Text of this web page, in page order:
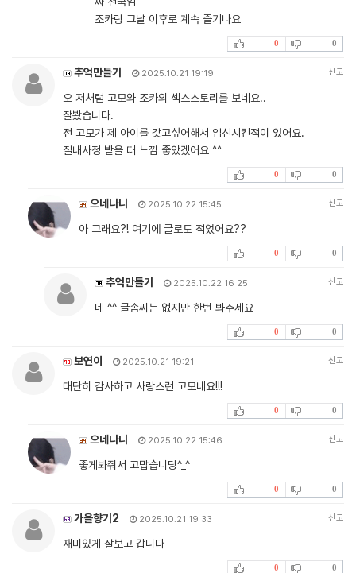
조카랑 그날 이후로 계속 즐기나요
0 0
추억만들기 2025.10.21 19:19 신고
오 저처럼 고모와 조카의 섹스스토리를 보네요..
잘봤습니다.
전 고모가 제 아이를 갖고싶어해서 임신시킨적이 있어요.
질내사정 받을 때 느낌 좋았겠어요 ^^
0 0
으네나니 2025.10.22 15:45 신고
아 그래요?! 여기에 글로도 적었어요??
0 0
추억만들기 2025.10.22 16:25 신고
네 ^^ 글솜씨는 없지만 한번 봐주세요
0 0
보연이 2025.10.21 19:21 신고
대단히 감사하고 사랑스런 고모네요!!!
0 0
으네나니 2025.10.22 15:46 신고
좋게봐줘서 고맙습니당^_^
0 0
가을향기2 2025.10.21 19:33 신고
재미있게 잘보고 갑니다
0 0